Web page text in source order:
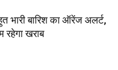
भारी बारिश का ऑरेंज अलर्ट,
रहेगा खराब